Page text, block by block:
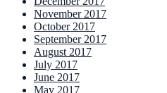
November 2017
October 2017
September 2017
August 2017
July 2017
June 2017
May 2017